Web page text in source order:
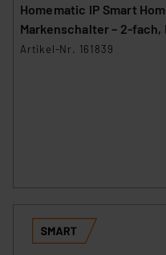
Homematic IP Smart
Markenschalter – 2-fach,
Artikel-Nr. 161839